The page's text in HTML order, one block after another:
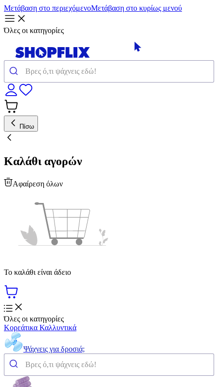
Μετάβαση στο περιεχόμενοΜετάβαση στο κυρίως μενού
Όλες οι κατηγορίες
Πίσω
Καλάθι αγορών
Αφαίρεση όλων
Το καλάθι είναι άδειο
Όλες οι κατηγορίες
Κορεάτικα Καλλυντικά
Ψάχνεις για δροσιά;